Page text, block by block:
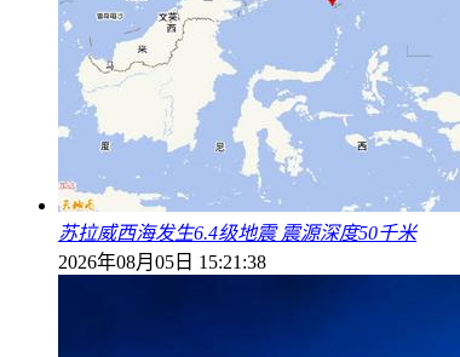
苏拉威西海发生6.4级地震 震源深度50千米
2026年08月05日 15:21:38